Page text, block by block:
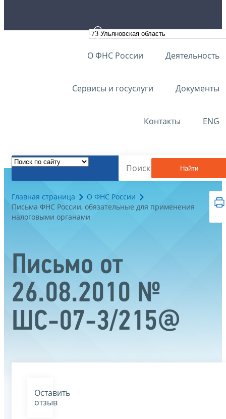
О ФНС России Деятельность
Сервисы и госуслуги Документы
Контакты ENG
Найти
Главная страница
О ФНС России
Письма ФНС России, обязательные для применения
налоговыми органами
Письмо от
26.08.2010 №
ШС-07-3/215@
Оставить
отзыв